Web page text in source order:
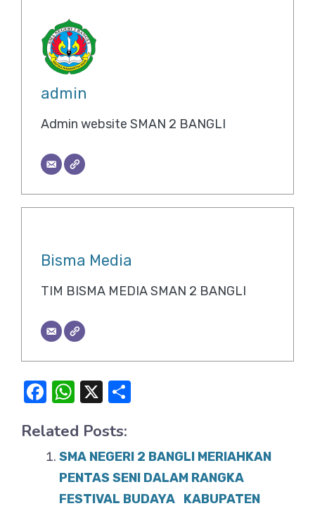
admin
Admin website SMAN 2 BANGLI
Bisma Media
TIM BISMA MEDIA SMAN 2 BANGLI
F
c
e
W
at
s
A
X
e
Related Posts:
SMA NEGERI 2 BANGLI MERIAHKAN
PENTAS SENI DALAM RANGKA
FESTIVAL BUDAYA KABUPATEN